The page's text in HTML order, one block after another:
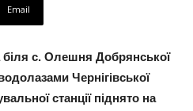
Email
біля с. Олешня Добрянської
Чернігівської
станції піднято на